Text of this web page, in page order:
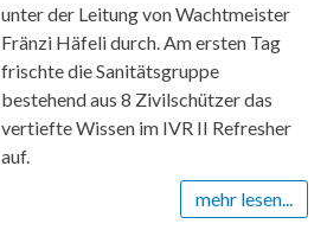
unter der Leitung von Wachtmeister
Fränzi Häfeli durch. Am ersten Tag
frischte die Sanitätsgruppe
bestehend aus 8 Zivilschützer das
vertiefte Wissen im IVR II Refresher
auf.
mehr lesen...